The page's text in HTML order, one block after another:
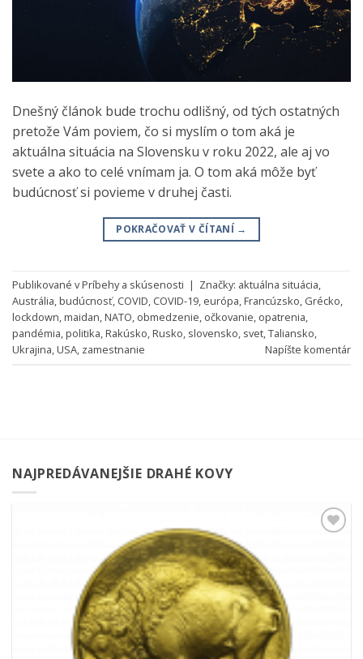
Dnešný článok bude trochu odlišný, od tých ostatných
pretože Vám poviem, čo si myslím o tom aká je
aktuálna situácia na Slovensku v roku 2022, ale aj vo
svete a ako to celé vnímam ja. O tom aká môže byť
budúcnosť si povieme v druhej časti.
POKRAČOVAŤ V ČÍTANÍ →
Publikované vPríbehy a skúsenosti | Značky: aktuálna situácia,
Austrália,budúcnosť, COVID, COVID-19, európa,Francúzsko, Grécko,
lockdown,maidan,NATO, obmedzenie, očkovanie, opatrenia,
pandémia,politika,Rakúsko,Rusko, slovensko, svet,Taliansko,
Ukrajina,USA, zamestnanie Napíšte komentár
NAJPREDÁVANEJŠIE DRAHÉ KOVY